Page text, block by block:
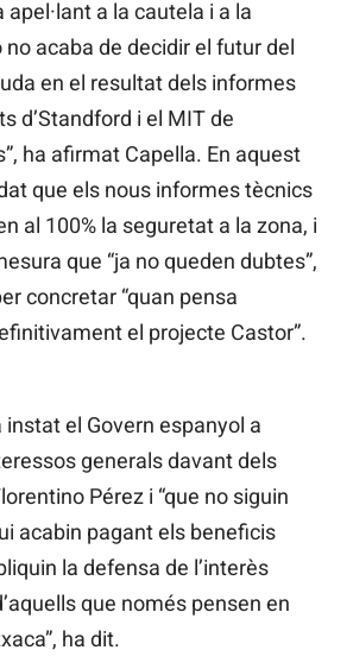
apel·lant a la cautela i a la
no acaba de decidir el futur del
en el resultat dels informes
d’Standford i el MIT de
ha afirmat Capella. En aquest
que els nous informes tècnics
al 100% la seguretat a la zona, i
que “ja no queden dubtes”,
concretar “quan pensa
el projecte Castor”.
instat el Govern espanyol a
generals davant dels
Pérez i “que no siguin
acabin pagant els beneficis
la defensa de l’interès
que només pensen en
ha dit.